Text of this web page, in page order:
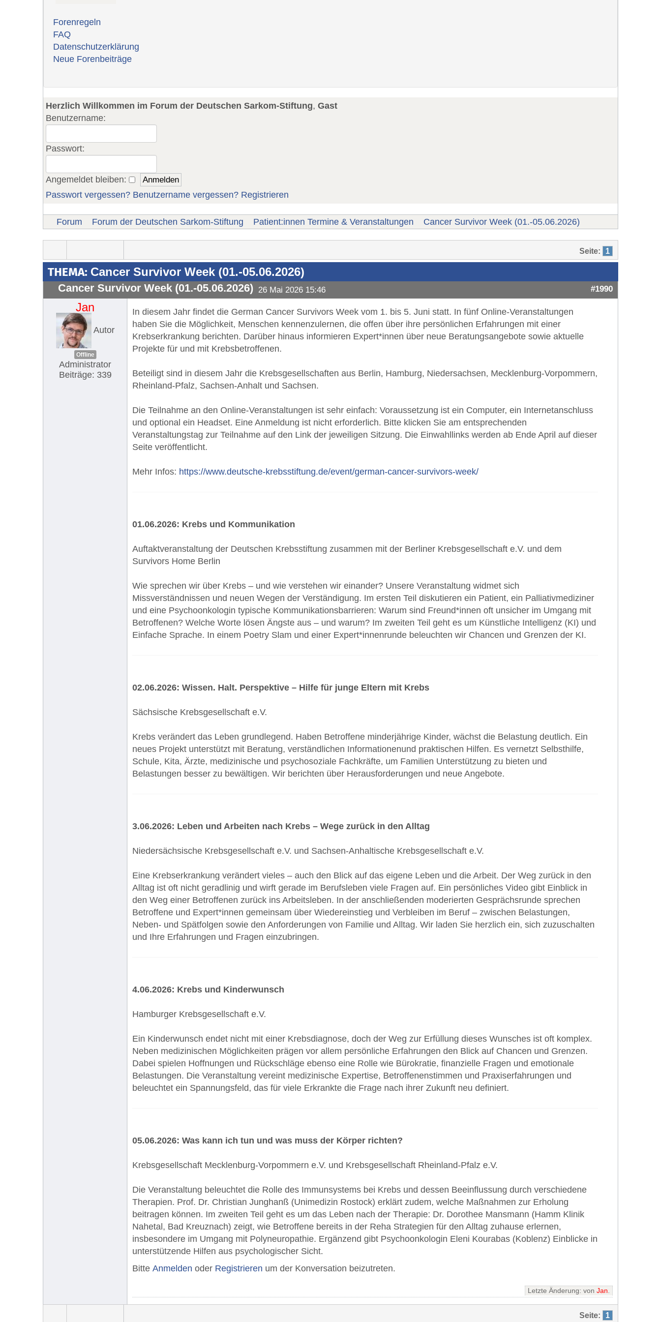
Forenregeln
FAQ
Datenschutzerklärung
Neue Forenbeiträge
Herzlich Willkommen im Forum der Deutschen Sarkom-Stiftung, Gast
Benutzername:
Passwort:
Angemeldet bleiben:
Passwort vergessen? Benutzername vergessen? Registrieren
Forum Forum der Deutschen Sarkom-Stiftung Patient:innen Termine & Veranstaltungen Cancer Survivor Week (01.-05.06.2026)
Seite: 1
THEMA: Cancer Survivor Week (01.-05.06.2026)
Cancer Survivor Week (01.-05.06.2026) 26 Mai 2026 15:46 #1990
Jan
Autor
Offline
Administrator
Beiträge: 339
In diesem Jahr findet die German Cancer Survivors Week vom 1. bis 5. Juni statt. In fünf Online-Veranstaltungen
haben Sie die Möglichkeit, Menschen kennenzulernen, die offen über ihre persönlichen Erfahrungen mit einer
Krebserkrankung berichten. Darüber hinaus informieren Expert*innen über neue Beratungsangebote sowie aktuelle
Projekte für und mit Krebsbetroffenen.
Beteiligt sind in diesem Jahr die Krebsgesellschaften aus Berlin, Hamburg, Niedersachsen, Mecklenburg-Vorpommern,
Rheinland-Pfalz, Sachsen-Anhalt und Sachsen.
Die Teilnahme an den Online-Veranstaltungen ist sehr einfach: Voraussetzung ist ein Computer, ein Internetanschluss
und optional ein Headset. Eine Anmeldung ist nicht erforderlich. Bitte klicken Sie am entsprechenden
Veranstaltungstag zur Teilnahme auf den Link der jeweiligen Sitzung. Die Einwahllinks werden ab Ende April auf dieser
Seite veröffentlicht.
Mehr Infos: https://www.deutsche-krebsstiftung.de/event/german-cancer-survivors-week/
01.06.2026: Krebs und Kommunikation
Auftaktveranstaltung der Deutschen Krebsstiftung zusammen mit der Berliner Krebsgesellschaft e.V. und dem
Survivors Home Berlin
Wie sprechen wir über Krebs – und wie verstehen wir einander? Unsere Veranstaltung widmet sich
Missverständnissen und neuen Wegen der Verständigung. Im ersten Teil diskutieren ein Patient, ein Palliativmediziner
und eine Psychoonkologin typische Kommunikationsbarrieren: Warum sind Freund*innen oft unsicher im Umgang mit
Betroffenen? Welche Worte lösen Ängste aus – und warum? Im zweiten Teil geht es um Künstliche Intelligenz (KI) und
Einfache Sprache. In einem Poetry Slam und einer Expert*innenrunde beleuchten wir Chancen und Grenzen der KI.
02.06.2026: Wissen. Halt. Perspektive – Hilfe für junge Eltern mit Krebs
Sächsische Krebsgesellschaft e.V.
Krebs verändert das Leben grundlegend. Haben Betroffene minderjährige Kinder, wächst die Belastung deutlich. Ein
neues Projekt unterstützt mit Beratung, verständlichen Informationenund praktischen Hilfen. Es vernetzt Selbsthilfe,
Schule, Kita, Ärzte, medizinische und psychosoziale Fachkräfte, um Familien Unterstützung zu bieten und
Belastungen besser zu bewältigen. Wir berichten über Herausforderungen und neue Angebote.
3.06.2026: Leben und Arbeiten nach Krebs – Wege zurück in den Alltag
Niedersächsische Krebsgesellschaft e.V. und Sachsen-Anhaltische Krebsgesellschaft e.V.
Eine Krebserkrankung verändert vieles – auch den Blick auf das eigene Leben und die Arbeit. Der Weg zurück in den
Alltag ist oft nicht geradlinig und wirft gerade im Berufsleben viele Fragen auf. Ein persönliches Video gibt Einblick in
den Weg einer Betroffenen zurück ins Arbeitsleben. In der anschließenden moderierten Gesprächsrunde sprechen
Betroffene und Expert*innen gemeinsam über Wiedereinstieg und Verbleiben im Beruf – zwischen Belastungen,
Neben- und Spätfolgen sowie den Anforderungen von Familie und Alltag. Wir laden Sie herzlich ein, sich zuzuschalten
und Ihre Erfahrungen und Fragen einzubringen.
4.06.2026: Krebs und Kinderwunsch
Hamburger Krebsgesellschaft e.V.
Ein Kinderwunsch endet nicht mit einer Krebsdiagnose, doch der Weg zur Erfüllung dieses Wunsches ist oft komplex.
Neben medizinischen Möglichkeiten prägen vor allem persönliche Erfahrungen den Blick auf Chancen und Grenzen.
Dabei spielen Hoffnungen und Rückschläge ebenso eine Rolle wie Bürokratie, finanzielle Fragen und emotionale
Belastungen. Die Veranstaltung vereint medizinische Expertise, Betroffenenstimmen und Praxiserfahrungen und
beleuchtet ein Spannungsfeld, das für viele Erkrankte die Frage nach ihrer Zukunft neu definiert.
05.06.2026: Was kann ich tun und was muss der Körper richten?
Krebsgesellschaft Mecklenburg-Vorpommern e.V. und Krebsgesellschaft Rheinland-Pfalz e.V.
Die Veranstaltung beleuchtet die Rolle des Immunsystems bei Krebs und dessen Beeinflussung durch verschiedene
Therapien. Prof. Dr. Christian Junghanß (Unimedizin Rostock) erklärt zudem, welche Maßnahmen zur Erholung
beitragen können. Im zweiten Teil geht es um das Leben nach der Therapie: Dr. Dorothee Mansmann (Hamm Klinik
Nahetal, Bad Kreuznach) zeigt, wie Betroffene bereits in der Reha Strategien für den Alltag zuhause erlernen,
insbesondere im Umgang mit Polyneuropathie. Ergänzend gibt Psychoonkologin Eleni Kourabas (Koblenz) Einblicke in
unterstützende Hilfen aus psychologischer Sicht.
Bitte Anmelden oder Registrieren um der Konversation beizutreten.
Letzte Änderung: von Jan
Seite: 1